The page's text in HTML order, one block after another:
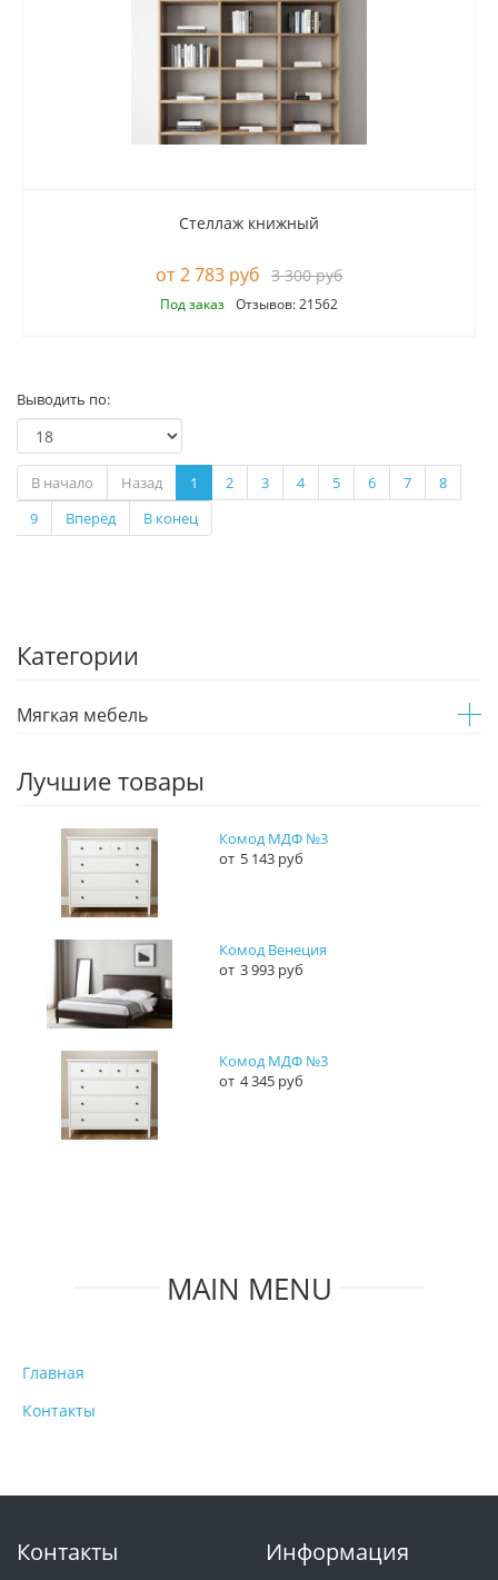
Стеллаж книжный
2 783 руб 3 300 руб
Под заказ Отзывов: 21562
Выводить по:
В начало Назад 1 2 3 4 5 6 7
8
9
Вперёд В конец
Категории
Мягкая мебель
Лучшие товары
Комод МДФ №3
5 143 руб
Комод Венеция
3 993 руб
Комод МДФ №3
4 345 руб
MAIN MENU
Главная
Контакты
Контакты Информация